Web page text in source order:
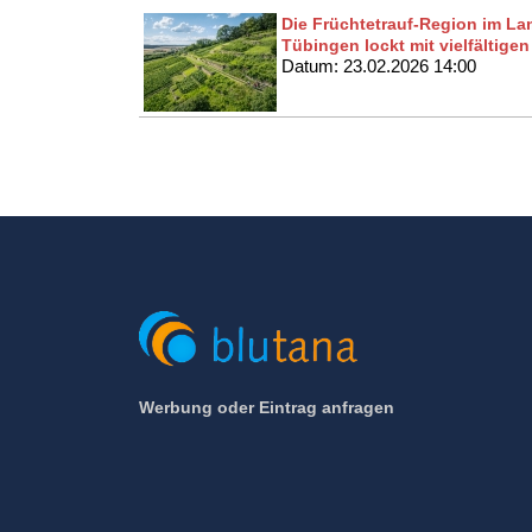
Die Früchtetrauf-Region im
Tübingen lockt mit vielfältigen
Datum: 23.02.2026 14:00
Werbung oder Eintrag anfragen